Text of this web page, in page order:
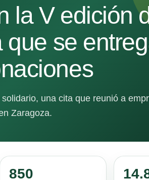
la V edición
se
una cita que reunió a
Zaragoza.
850